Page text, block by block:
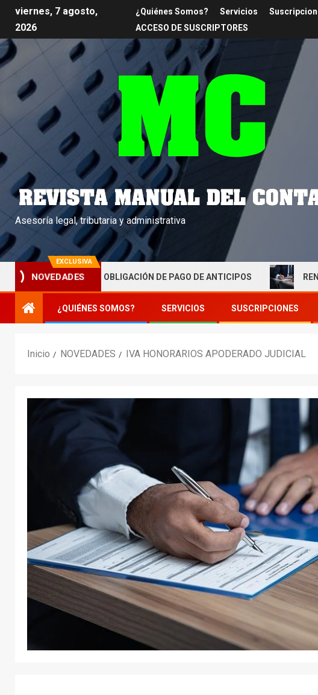
viernes, 7 agosto,
2026
¿Quiénes Somos? Servicios
ACCESO DE SUSCRIPTORES
Asesoría legal, tributaria y administrativa
EXCLUSIVA
NOVEDADES
– OBLIGACIÓN DE PAGO DE ANTICIPOS RENTAS
¿QUIÉNES SOMOS? SERVICIOS SUSCRIPCIONES
Inicio NOVEDADES IVA HONORARIOS APODERADO JUDICIAL